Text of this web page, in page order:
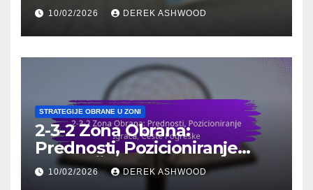
10/02/2026 DEREK ASHWOOD
STRATEGIJE OBRANE U ZONI
2-3-2 Zona Obrana:
Prednosti, Pozicioniranje
Igrača, Česte Pogreške
10/02/2026 DEREK ASHWOOD